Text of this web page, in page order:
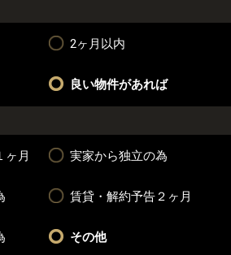
2ヶ月以内
良い物件があれば
ヶ月 実家から独立の為
賃貸・解約予告２ヶ月
その他